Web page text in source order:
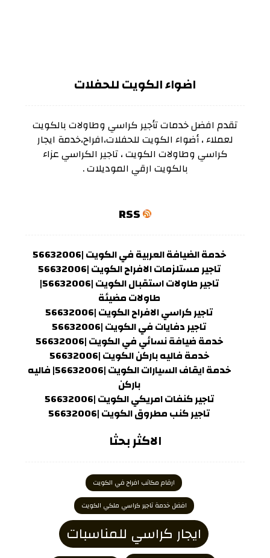
اضواء الكويت للحفلات
تقدم افضل خدمات تأجير كراسي وطاولات بالكويت
لعملاء ، أضواء الكويت للحفلات،افراح،خدمة ايجار
كراسي وطاولات الكويت ، تاجير الكراسي عزاء
بالكويت ارقي الموديلات .
RSS
خدمة الضيافة العربية في الكويت |56632006
تاجير مستلزمات الافراح الكويت |56632006
تاجير طاولات استقبال الكويت |56632006|
طاولات مضيئة
تاجير كراسي الافراح الكويت |56632006
تاجير دفايات في الكويت |56632006
خدمة ضيافة نسائي في الكويت |56632006
خدمة فاليه باركن الكويت |56632006
خدمة ايقاف السيارات الكويت |56632006| فاليه
باركن
تاجير كنفات امريكي الكويت |56632006
تاجير كنب مطروق الكويت |56632006
الاكثر بحثا
ارقام مكاتب افراح في الكويت
افضل خدمة تاجير كراسي ملكي الكويت
ايجار كراسي للمناسبات